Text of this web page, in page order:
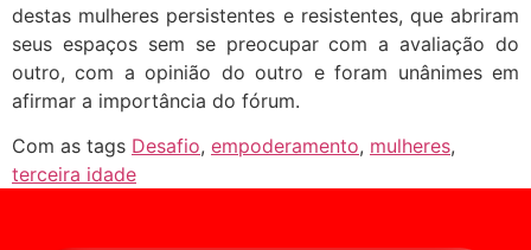
destas mulheres persistentes e resistentes, que abriram
seus espaços sem se preocupar com a avaliação do
outro, com a opinião do outro e foram unânimes em
afirmar a importância do fórum.
Com as tags Desafio, empoderamento, mulheres,
terceira idade